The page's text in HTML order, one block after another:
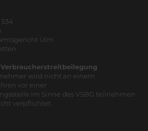
Ulm
wird nicht an einem
vor einer
im Sinne des VSBG teilnehmen
verpflichtet.